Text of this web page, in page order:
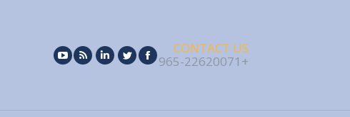
CONTACT US
+965-22620071